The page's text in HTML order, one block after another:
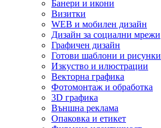
Банери и икони
Визитки
WEB и мобилен дизайн
Дизайн за социални мрежи
Графичен дизайн
Готови шаблони и рисунки
Изкуство и илюстрации
Векторна графика
Фотомонтаж и обработка
3D графика
Външна реклама
Опаковка и етикет